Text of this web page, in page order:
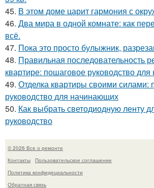
45. В этом доме царит гармония с
46. Два мира в одной комнате: как
всё.
47. Пока это просто булыжник,
48. Правильная последовательность
квартире: пошаговое руководство
49. Отделка квартиры своими силами:
руководство для начинающих
50. Как выбрать светодиодную ленту
руководство
© 2026 Все о ремонте
Контакты
Пользовательское соглашение
Политика конфидециальности
Обратная связь